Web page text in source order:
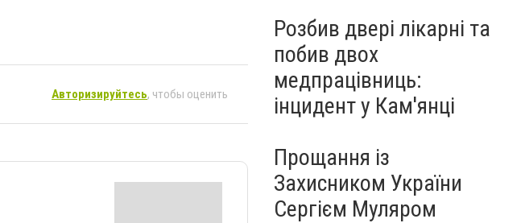
Авторизируйтесь, чтобы оценить
Розбив двері лікарні та
побив двох
медпрацівниць:
інцидент у Кам'янці
Прощання із
Захисником України
Сергієм Муляром